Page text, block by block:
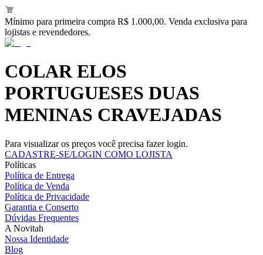
Mínimo para primeira compra R$ 1.000,00. Venda exclusiva para
lojistas e revendedores.
COLAR ELOS
PORTUGUESES DUAS
MENINAS CRAVEJADAS
Para visualizar os preços você precisa fazer login.
CADASTRE-SE/LOGIN COMO LOJISTA
Políticas
Política de Entrega
Política de Venda
Política de Privacidade
Garantia e Conserto
Dúvidas Frequentes
A Novitah
Nossa Identidade
Blog